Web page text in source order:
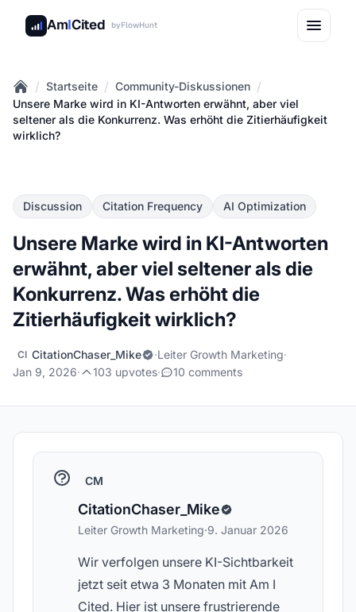
AmICited byFlowHunt
Home
/ Startseite / Community-Diskussionen /
Unsere Marke wird in KI-Antworten erwähnt, aber viel
seltener als die Konkurrenz. Was erhöht die Zitierhäufigkeit
wirklich?
Discussion Citation Frequency AI Optimization
Unsere Marke wird in KI-Antworten
erwähnt, aber viel seltener als die
Konkurrenz. Was erhöht die
Zitierhäufigkeit wirklich?
CI CitationChaser_Mike ·Leiter Growth Marketing·
Jan 9, 2026· 103 upvotes· 10 comments
CM
CitationChaser_Mike
Leiter Growth Marketing·9. Januar 2026
Wir verfolgen unsere KI-Sichtbarkeit
jetzt seit etwa 3 Monaten mit Am I
Cited. Hier ist unsere frustrierende